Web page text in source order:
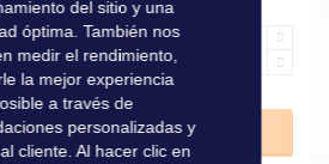
Añadir al carrito
del sitio y una
óptima. También nos
medir el rendimiento,
la mejor experiencia
a través de
personalizadas y
cliente. Al hacer clic en